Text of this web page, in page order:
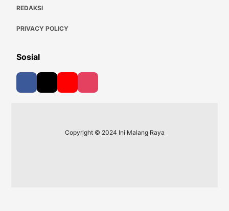
REDAKSI
PRIVACY POLICY
Sosial
Copyright © 2024 Ini Malang Raya